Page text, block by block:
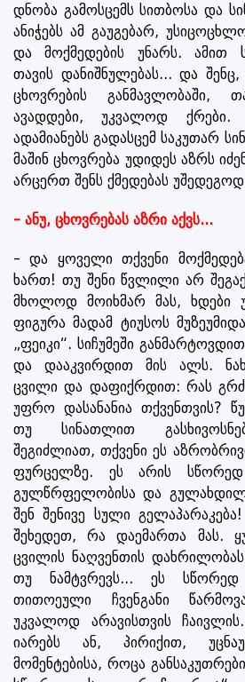
დნობა გამოსცემს სითბოსა და
ანიჭებს ამ გაუგებარ,
და მოქმედების უნარს. ამით
თავის დანიშნულებას... და
ცხოვრების განმავლობაში,
ავადდები, უკვალოდ
ადამიანებს გადასცემ საკუთარ
მაშინ ცხოვრება უდიდეს აზრს
არცერთ შენს ქმედებას
- ანუ, ცხოვრებას აზრი აქვს...
- და ყოველი თქვენი
ხართ! თუ შენი წვლილი არ
მხოლოდ მოიხმარ მას, ხდები
ფიგურა მადამ ტიუსოს
„ფეიკი“. სიჩუმეში
და დააკვირდით მის ალს.
ცვილი და დაფიქრდით: რას
უფრო დასანანია თქვენთვის?
თუ სინათლით
შეგიძლიათ, თქვენი ეს
ფურცელზე. ეს არის
გულწრფელობისა და
შენ შენივე სული
შეხედეთ, რა დაემართა მას.
ცვილის ნაღვენთის
თუ ნამტვრევს... ეს
თითოეული ჩვენგანი
უკვალოდ არავისთვის
იარებს ან, პირიქით,
მომენტებისა, როცა